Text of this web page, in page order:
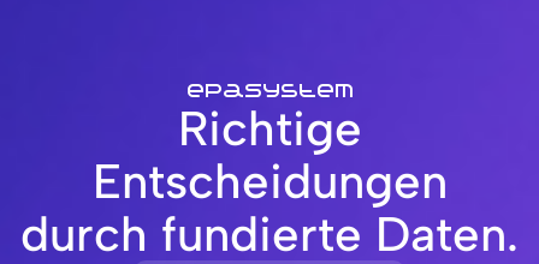
epaSystem
Richtige
Entscheidungen
durch fundierte Daten.